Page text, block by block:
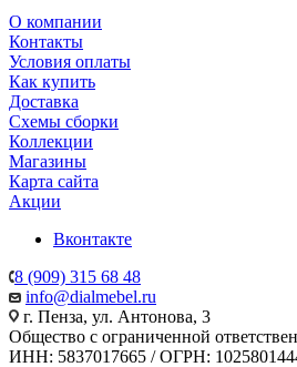
О компании
Контакты
Условия оплаты
Как купить
Доставка
Схемы сборки
Коллекции
Магазины
Карта сайта
Акции
Вконтакте
8 (909) 315 68 48
info@dialmebel.ru
г. Пенза, ул. Антонова, 3
Общество с ограниченной
ИНН: 5837017665 / ОГРН: